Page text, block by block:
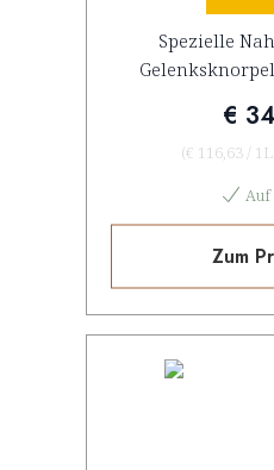
Spezielle
€
(€ 116,63 / 1L
Auf
Zum